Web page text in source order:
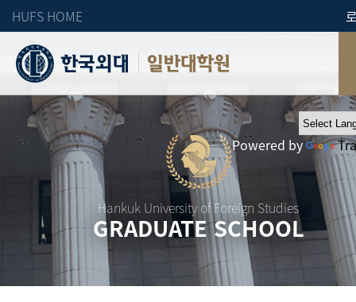
HUFS HOME
일반대학원
Hankuk University of Foreign Studies
GRADUATE SCHOOL
Powered by